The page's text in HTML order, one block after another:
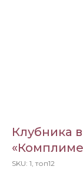
Клубника
SKU: 1, топ12